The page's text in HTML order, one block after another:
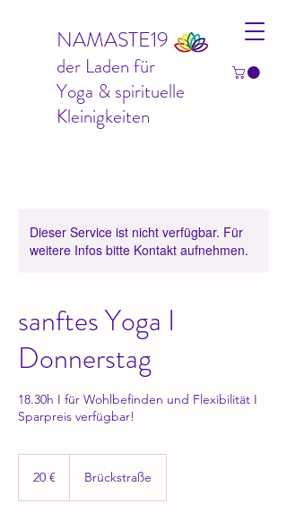
NAMASTE19
der Laden für
Yoga & spirituelle
Kleinigkeiten
Dieser Service ist nicht verfügbar. Für
weitere Infos bitte Kontakt aufnehmen.
sanftes Yoga I
Donnerstag
18.30h I für Wohlbefinden und Flexibilität I
Sparpreis verfügbar!
20 € Brückstraße